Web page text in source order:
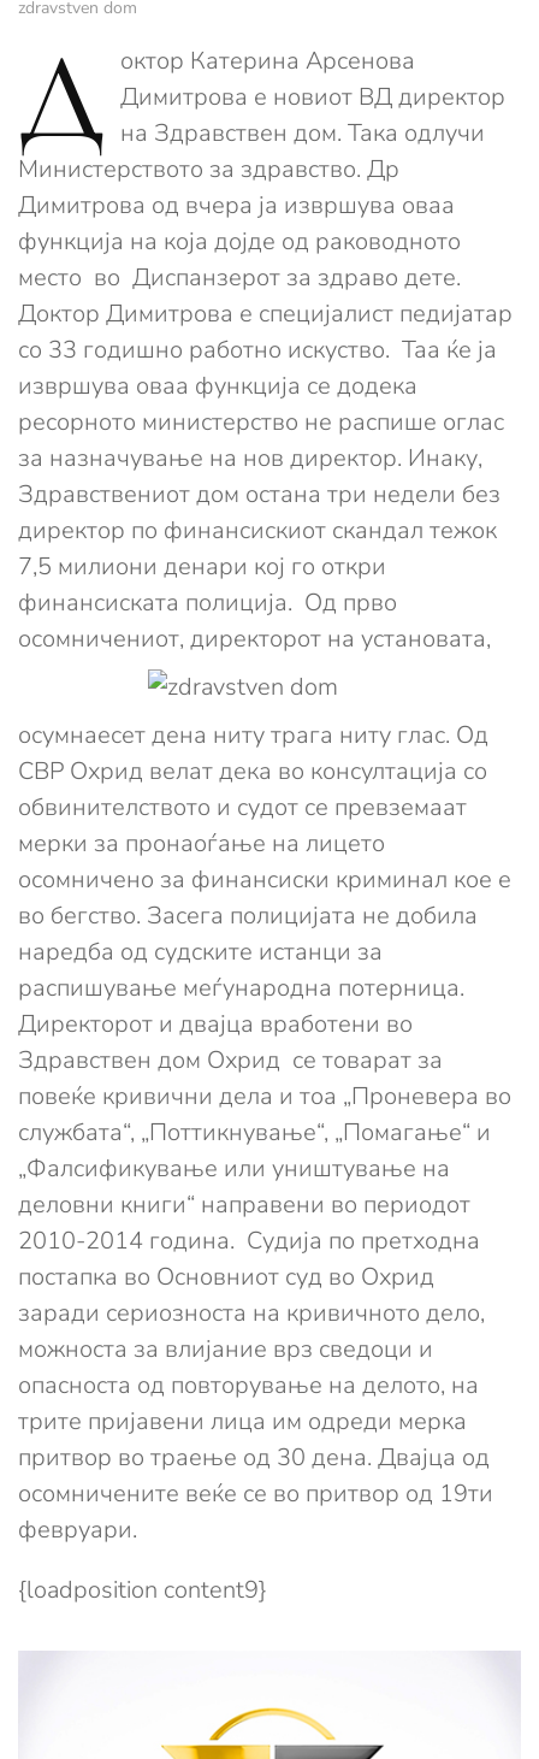
zdravstven dom
Д октор Катерина Арсенова
Димитрова е новиот ВД директор
на Здравствен дом. Така одлучи
Министерството за здравство. Др
Димитрова од вчера ја извршува оваа
функција на која дојде од раководното
место во Диспанзерот за здраво дете.
Доктор Димитрова е специјалист педијатар
со 33 годишно работно искуство. Таа ќе ја
извршува оваа функција се додека
ресорното министерство не распише оглас
за назначување на нов директор. Инаку,
Здравствениот дом остана три недели без
директор по финансискиот скандал тежок
7,5 милиони денари кој го откри
финансиската полиција. Од прво
осомничениот, директорот на установата,
осумнаесет дена ниту трага ниту глас. Од
СВР Охрид велат дека во консултација со
обвинителството и судот се превземаат
мерки за пронаоѓање на лицето
осомничено за финансиски криминал кое е
во бегство. Засега полицијата не добила
наредба од судските истанци за
распишување меѓународна потерница.
Директорот и двајца вработени во
Здравствен дом Охрид се товарат за
повеќе кривични дела и тоа „Проневера во
службата“, „Поттикнување“, „Помагање“ и
„Фалсификување или уништување на
деловни книги“ направени во периодот
2010-2014 година. Судија по претходна
постапка во Основниот суд во Охрид
заради сериозноста на кривичното дело,
можноста за влијание врз сведоци и
опасноста од повторување на делото, на
трите пријавени лица им одреди мерка
притвор во траење од 30 дена. Двајца од
осомничените веќе се во притвор од 19ти
февруари.
{loadposition content9}